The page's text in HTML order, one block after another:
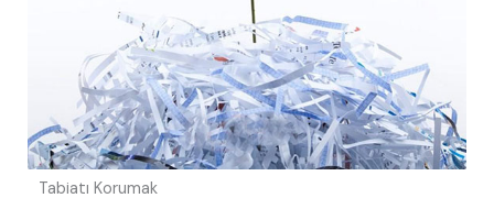
Tabiatı Korumak